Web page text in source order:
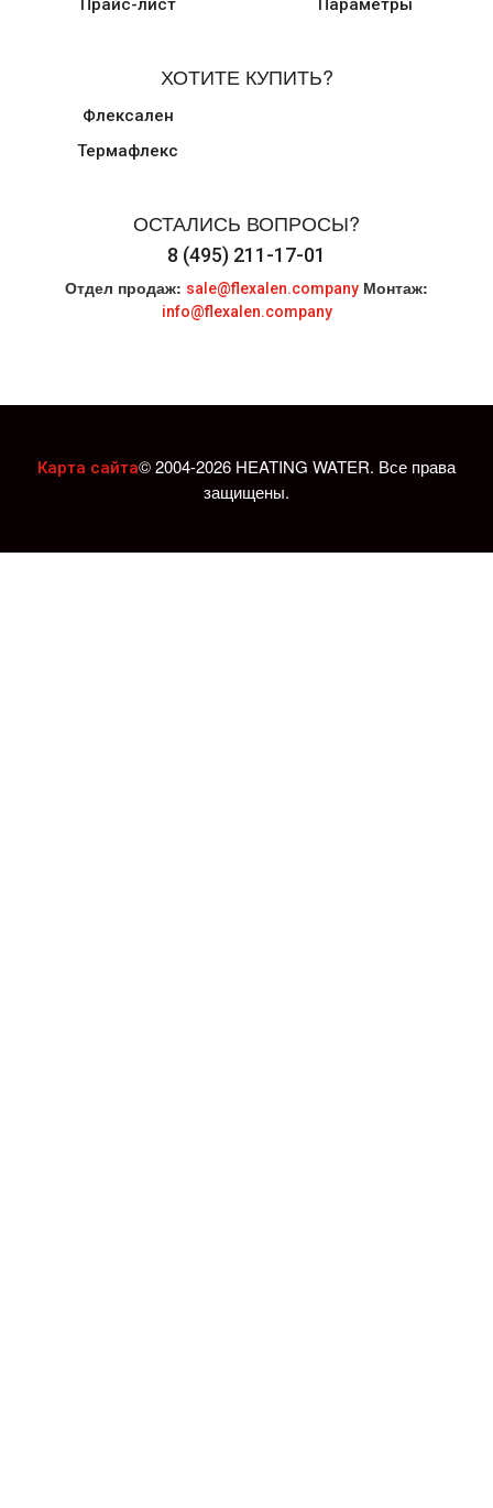
Прайс-лист Параметры
ХОТИТЕ КУПИТЬ?
Флексален
Термафлекс
ОСТАЛИСЬ ВОПРОСЫ?
8 (495) 211-17-01
Отдел продаж: sale@flexalen.company Монтаж:
info@flexalen.company
Карта сайта© 2004-2026 HEATING WATER. Все права
защищены.